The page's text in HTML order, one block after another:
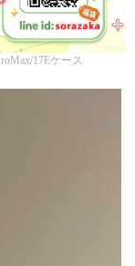
17Eケース